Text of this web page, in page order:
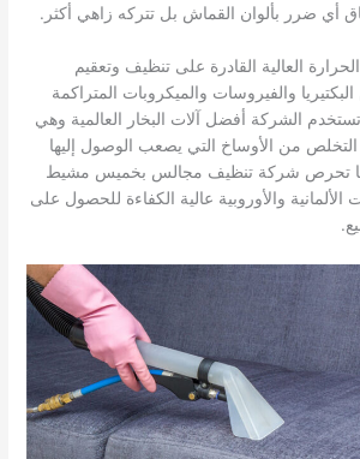
أي ضرر بألوان القماش بل تتركه زاهي أكثر.
العالية القادرة على تنظيف وتعقيم
والفيروسات والميكروبات المتراكمة
الشركة أفضل آلات البخار العالمية وهي
من الأوساخ التي يصعب الوصول إليها
تحرص شركة تنظيف مجالس بخميس مشيط
والأوروبية عالية الكفاءة للحصول على